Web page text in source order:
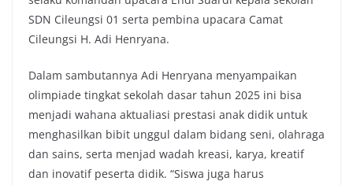
SDN Cileungsi 01 serta pembina upacara Camat
Cileungsi H. Adi Henryana.
Dalam sambutannya Adi Henryana menyampaikan
olimpiade tingkat sekolah dasar tahun 2025 ini bisa
menjadi wahana aktualiasi prestasi anak didik untuk
menghasilkan bibit unggul dalam bidang seni, olahraga
dan sains, serta menjad wadah kreasi, karya, kreatif
dan inovatif peserta didik. “Siswa juga harus